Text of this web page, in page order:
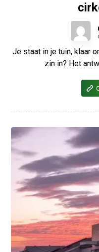
Je staat in je tuin, klaar
zin in? Het